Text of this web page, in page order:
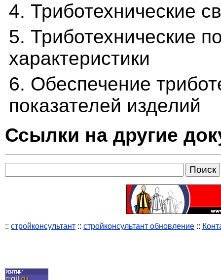
4. Триботехнические
5. Триботехнические
характеристики
6. Обеспечение
показателей изделий
Ссылки на другие
:: стройконсультант :: стройконсультант обновление ::